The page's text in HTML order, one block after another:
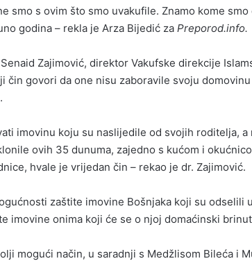
smo s ovim što smo uvakufile. Znamo kome
godina – rekla je Arza Bijedić za Preporod.info.
Zajimović, direktor Vakufske direkcije
čin govori da one nisu zaboravile svoju
imovinu koju su naslijedile od svojih roditelja,
ovih 35 dunuma, zajedno s kućom i
hvale je vrijedan čin – rekao je dr. Zajimović.
zaštite imovine Bošnjaka koji su odselili
imovine onima koji će se o njoj domaćinski
mogući način, u saradnji s Medžlisom Bileća i